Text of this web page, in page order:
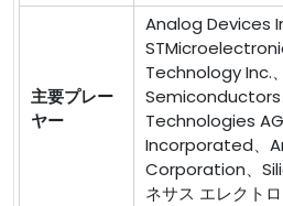
主要プレー
ヤー
Analog Devices
Technology Inc.
Semiconductors
Technologies
Incorporated、
Corporation、
ネサス エレクト